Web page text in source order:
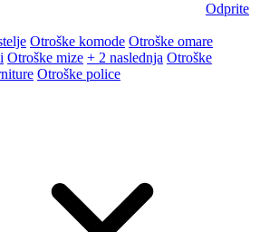
Odprite
Otroške komode Otroške omare
Otroške mize + 2 naslednja Otroške
Otroške police